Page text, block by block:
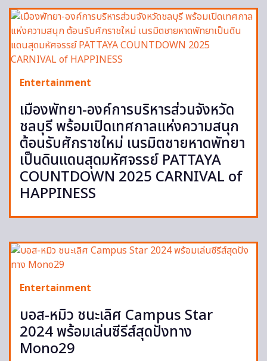
Entertainment
เมืองพัทยา-องค์การบริหารส่วนจังหวัด
ชลบุรี พร้อมเปิดเทศกาลแห่งความสนุก
ต้อนรับศักราชใหม่ เนรมิตชายหาดพัทยา
เป็นดินแดนสุดมหัศจรรย์ PATTAYA
COUNTDOWN 2025 CARNIVAL of
HAPPINESS
Entertainment
บอส-หมิว ชนะเลิศ Campus Star
2024 พร้อมเล่นซีรีส์สุดปังทาง
Mono29